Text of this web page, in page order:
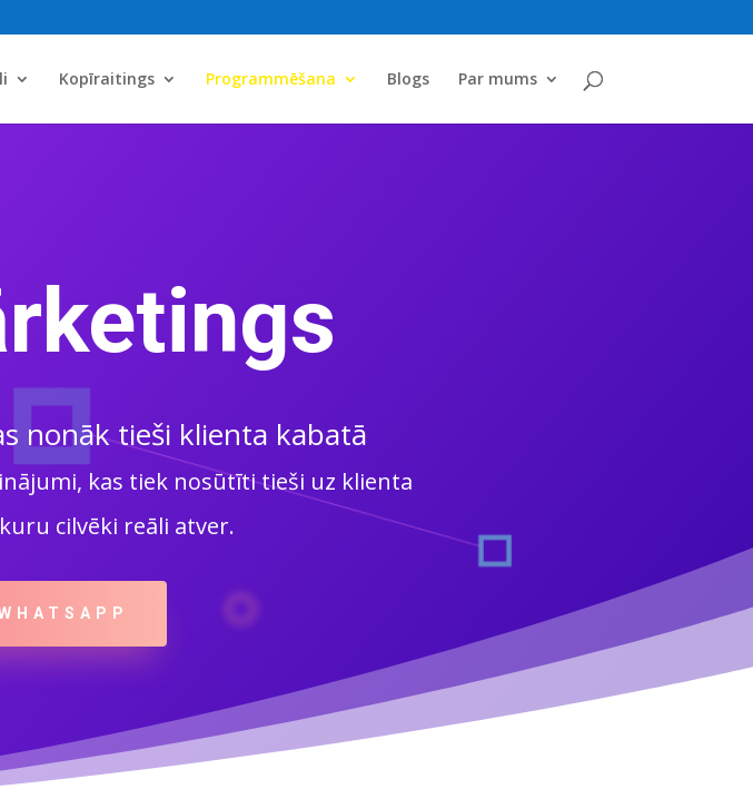
Kopīraitings Programmēšana Blogs Par mums
nonāk tieši klienta kabatā
kas tiek nosūtīti tieši uz klienta
cilvēki reāli atver.